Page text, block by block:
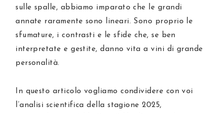
sulle spalle, abbiamo imparato che le grandi
annate raramente sono lineari. Sono proprio le
sfumature, i contrasti e le sfide che, se ben
interpretate e gestite, danno vita a vini di grande
personalità.
In questo articolo vogliamo condividere con voi
l’analisi scientifica della stagione 2025,